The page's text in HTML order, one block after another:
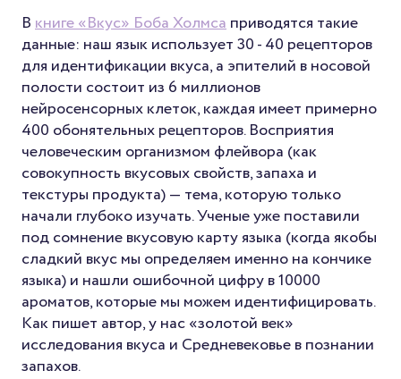
Вкниге «Вкус» Боба Холмсаприводятся такие
данные: наш язык использует 30 - 40 рецепторов
для идентификации вкуса, а эпителий в носовой
полости состоит из 6 миллионов
нейросенсорных клеток, каждая имеет примерно
400 обонятельных рецепторов. Восприятия
человеческим организмом флейвора (как
совокупность вкусовых свойств, запаха и
текстуры продукта) — тема, которую только
начали глубоко изучать. Ученые уже поставили
под сомнение вкусовую карту языка (когда якобы
сладкий вкус мы определяем именно на кончике
языка) и нашли ошибочной цифру в 10000
ароматов, которые мы можем идентифицировать.
Как пишет автор, у нас «золотой век»
исследования вкуса и Средневековье в познании
запахов.